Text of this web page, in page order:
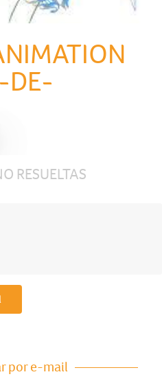
DE-
RESUELTAS
por e-mail